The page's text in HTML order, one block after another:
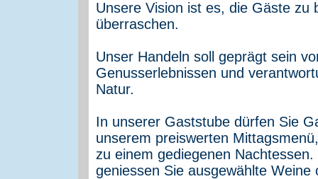
Unsere Vision ist es, die Gäste zu
überraschen.
Unser Handeln soll geprägt sein
Genusserlebnissen und
Natur.
In unserer Gaststube dürfen Sie
unserem preiswerten
zu einem gediegenen
geniessen Sie ausgewählte